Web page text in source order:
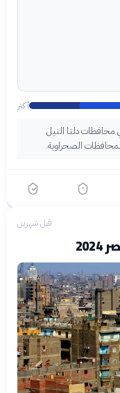
أكثر
محافظات دلتا النيل
الصحراوية.
قبل شهرين